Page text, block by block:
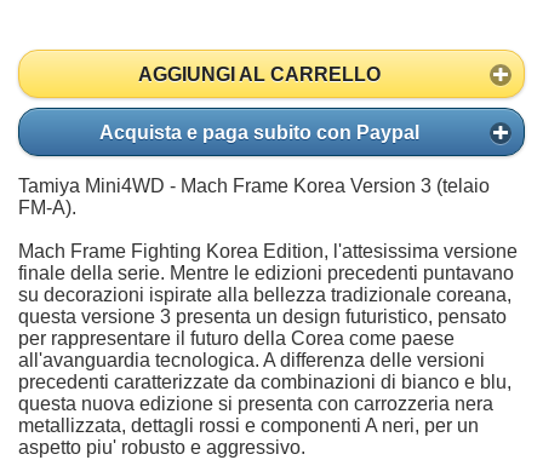
AGGIUNGI AL CARRELLO
Acquista e paga subito con Paypal
Tamiya Mini4WD - Mach Frame Korea Version 3 (telaio
FM-A).
Mach Frame Fighting Korea Edition, l'attesissima versione
finale della serie. Mentre le edizioni precedenti puntavano
su decorazioni ispirate alla bellezza tradizionale coreana,
questa versione 3 presenta un design futuristico, pensato
per rappresentare il futuro della Corea come paese
all'avanguardia tecnologica. A differenza delle versioni
precedenti caratterizzate da combinazioni di bianco e blu,
questa nuova edizione si presenta con carrozzeria nera
metallizzata, dettagli rossi e componenti A neri, per un
aspetto piu' robusto e aggressivo.